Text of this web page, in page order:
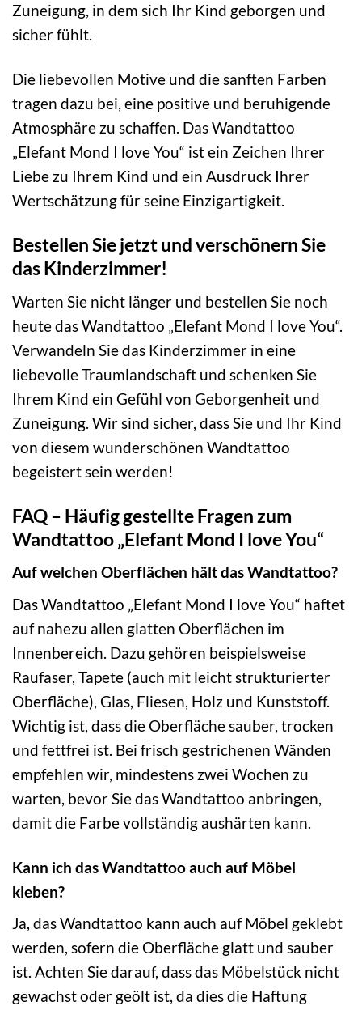
Zuneigung, in dem sich Ihr Kind geborgen und
sicher fühlt.
Die liebevollen Motive und die sanften Farben
tragen dazu bei, eine positive und beruhigende
Atmosphäre zu schaffen. Das Wandtattoo
„Elefant Mond I love You“ ist ein Zeichen Ihrer
Liebe zu Ihrem Kind und ein Ausdruck Ihrer
Wertschätzung für seine Einzigartigkeit.
Bestellen Sie jetzt und verschönern Sie
das Kinderzimmer!
Warten Sie nicht länger und bestellen Sie noch
heute das Wandtattoo „Elefant Mond I love You“.
Verwandeln Sie das Kinderzimmer in eine
liebevolle Traumlandschaft und schenken Sie
Ihrem Kind ein Gefühl von Geborgenheit und
Zuneigung. Wir sind sicher, dass Sie und Ihr Kind
von diesem wunderschönen Wandtattoo
begeistert sein werden!
FAQ – Häufig gestellte Fragen zum
Wandtattoo „Elefant Mond I love You“
Auf welchen Oberflächen hält das Wandtattoo?
Das Wandtattoo „Elefant Mond I love You“ haftet
auf nahezu allen glatten Oberflächen im
Innenbereich. Dazu gehören beispielsweise
Raufaser, Tapete (auch mit leicht strukturierter
Oberfläche), Glas, Fliesen, Holz und Kunststoff.
Wichtig ist, dass die Oberfläche sauber, trocken
und fettfrei ist. Bei frisch gestrichenen Wänden
empfehlen wir, mindestens zwei Wochen zu
warten, bevor Sie das Wandtattoo anbringen,
damit die Farbe vollständig aushärten kann.
Kann ich das Wandtattoo auch auf Möbel
kleben?
Ja, das Wandtattoo kann auch auf Möbel geklebt
werden, sofern die Oberfläche glatt und sauber
ist. Achten Sie darauf, dass das Möbelstück nicht
gewachst oder geölt ist, da dies die Haftung